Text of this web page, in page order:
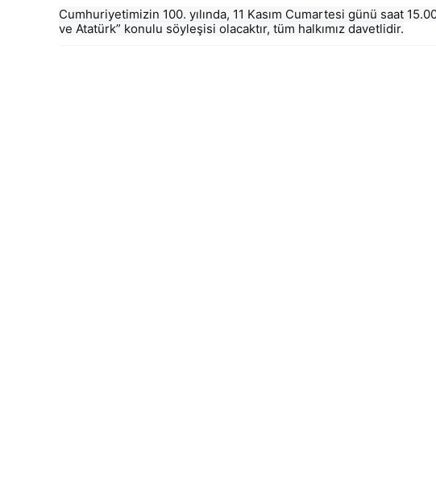
Cumhuriyetimizin 100. yılında, 11 Kasım Cumartesi günü saat
ve Atatürk” konulu söyleşisi olacaktır, tüm halkımız davetlidir.